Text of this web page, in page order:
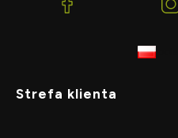
Linki w stopce
Strefa klienta